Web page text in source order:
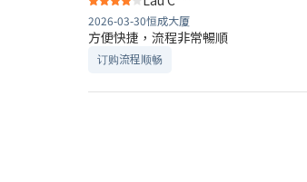
2026-03-30恒成大厦
方便快捷，流程非常暢順
订购流程顺畅